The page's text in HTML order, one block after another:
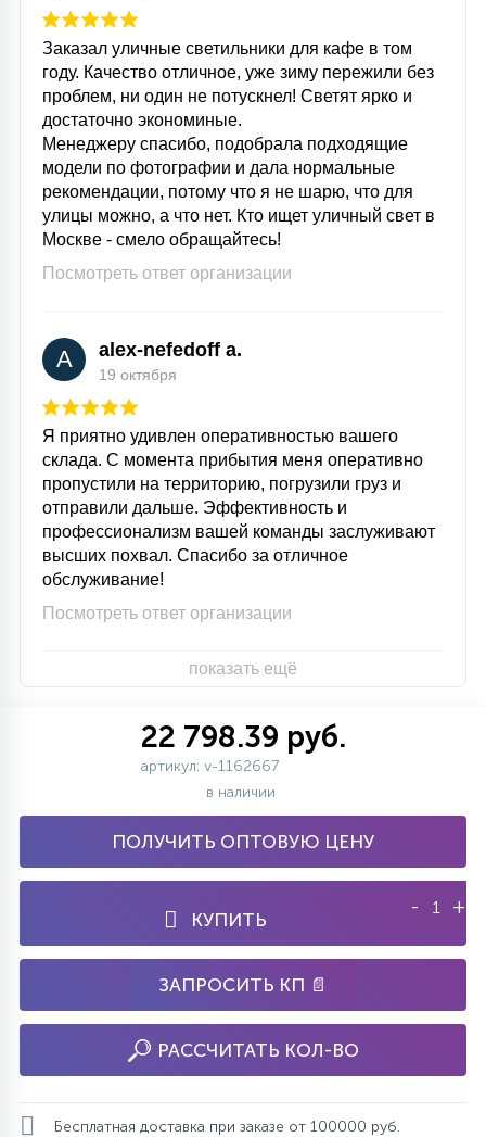
Заказал уличные светильники для кафе в том
году. Качество отличное, уже зиму пережили без
проблем, ни один не потускнел! Светят ярко и
достаточно экономиные.
Менеджеру спасибо, подобрала подходящие
модели по фотографии и дала нормальные
рекомендации, потому что я не шарю, что для
улицы можно, а что нет. Кто ищет уличный свет в
Москве - смело обращайтесь!
Посмотреть ответ организации
A alex-nefedoff a.
19 октября
Я приятно удивлен оперативностью вашего
склада. С момента прибытия меня оперативно
пропустили на территорию, погрузили груз и
отправили дальше. Эффективность и
профессионализм вашей команды заслуживают
высших похвал. Спасибо за отличное
обслуживание!
Посмотреть ответ организации
показать ещё
22 798.39 руб.
артикул: v-1162667
в наличии
ПОЛУЧИТЬ ОПТОВУЮ ЦЕНУ
КУПИТЬ
- +
ЗАПРОСИТЬ КП 📄
РАССЧИТАТЬ КОЛ-ВО
Бесплатная доставка при заказе от 100000 руб.